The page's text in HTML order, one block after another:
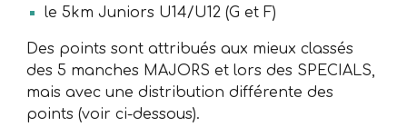
le 5km Juniors U14/U12 (G et F)
Des points sont attribués aux mieux classés
des 5 manches MAJORS et lors des SPECIALS,
mais avec une distributiondifférente des
points (voir ci-dessous).